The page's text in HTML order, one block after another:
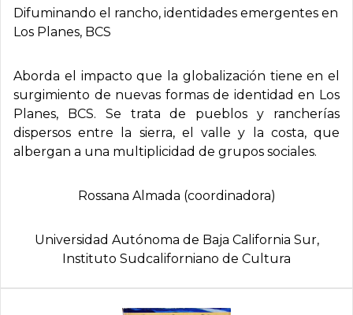
Difuminando el rancho, identidades emergentes en
Los Planes, BCS
Aborda el impacto que la globalización tiene en el
surgimiento de nuevas formas de identidad en Los
Planes, BCS. Se trata de pueblos y rancherías
dispersos entre la sierra, el valle y la costa, que
albergan a una multiplicidad de grupos sociales.
Rossana Almada (coordinadora)
Universidad Autónoma de Baja California Sur,
Instituto Sudcaliforniano de Cultura